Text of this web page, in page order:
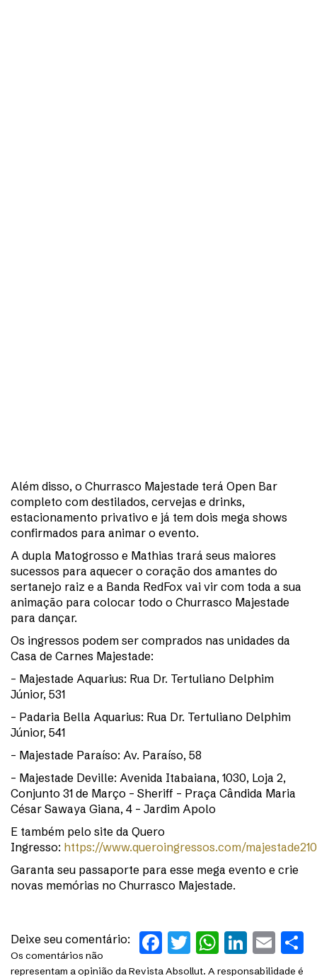
Além disso, o Churrasco Majestade terá Open Bar
completo com destilados, cervejas e drinks,
estacionamento privativo e já tem dois mega shows
confirmados para animar o evento.
A dupla Matogrosso e Mathias trará seus maiores
sucessos para aquecer o coração dos amantes do
sertanejo raiz e a Banda RedFox vai vir com toda a sua
animação para colocar todo o Churrasco Majestade
para dançar.
Os ingressos podem ser comprados nas unidades da
Casa de Carnes Majestade:
– Majestade Aquarius: Rua Dr. Tertuliano Delphim
Júnior, 531
– Padaria Bella Aquarius: Rua Dr. Tertuliano Delphim
Júnior, 541
– Majestade Paraíso: Av. Paraíso, 58
– Majestade Deville: Avenida Itabaiana, 1030, Loja 2,
Conjunto 31 de Março – Sheriff – Praça Cândida Maria
César Sawaya Giana, 4 – Jardim Apolo
E também pelo site da Quero
Ingresso: https://www.queroingressos.com/
Garanta seu passaporte para esse mega evento e crie
novas memórias no Churrasco Majestade.
Facebook
Twitter
Deixe seu comentário:
Os comentários não
representam a opinião da Revista Absollut. A responsabilidade é